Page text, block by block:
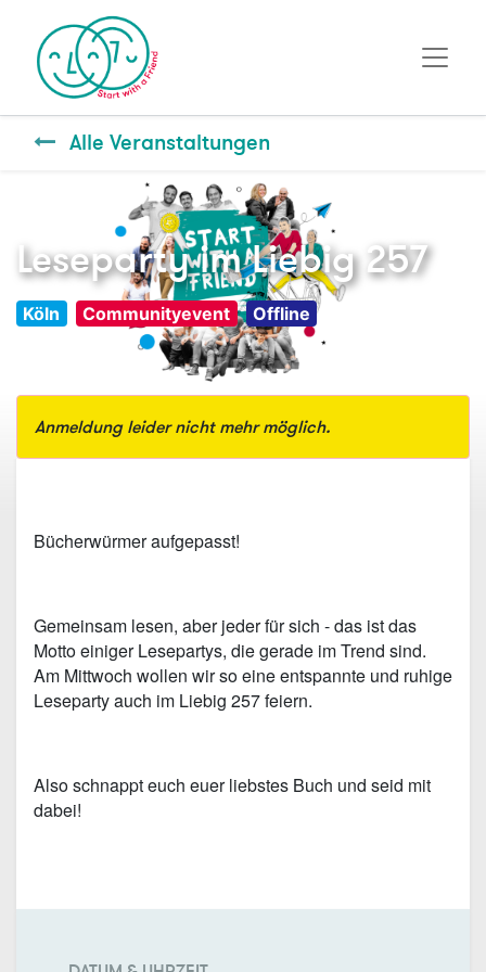
Alle Veranstaltungen
Leseparty im Liebig 257
Köln Communityevent Offline
Anmeldung leider nicht mehr möglich.
Bücherwürmer aufgepasst!
Gemeinsam lesen, aber jeder für sich - das ist das
Motto einiger Lesepartys, die gerade im Trend sind.
Am Mittwoch wollen wir so eine entspannte und ruhige
Leseparty auch im Liebig 257 feiern.
Also schnappt euch euer liebstes Buch und seid mit
dabei!